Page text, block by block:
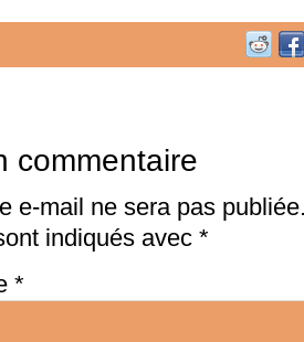
commentaire
e-mail ne sera pas
indiqués avec *
*